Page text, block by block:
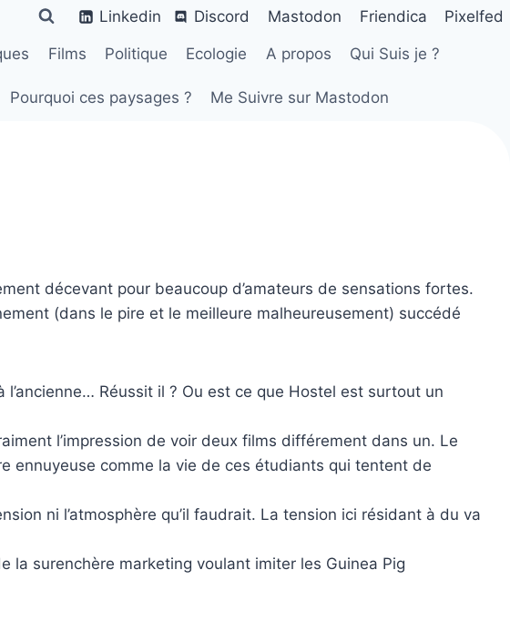
Linkedin Discord Mastodon Friendica Pixelfed
Films Politique Ecologie A propos Qui Suis je ?
Pourquoi ces paysages ? Me Suivre sur Mastodon
décevant pour beaucoup d’amateurs de sensations fortes.
(dans le pire et le meilleure malheureusement) succédé
Réussit il ? Ou est ce que Hostel est surtout un
l’impression de voir deux films différement dans un. Le
ennuyeuse comme la vie de ces étudiants qui tentent de
ni l’atmosphère qu’il faudrait. La tension ici résidant à du va
surenchère marketing voulant imiter les Guinea Pig